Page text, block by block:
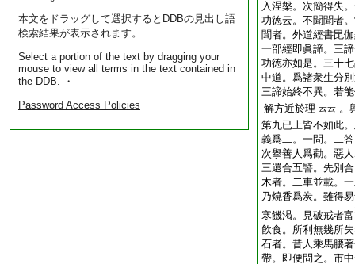
本文をドラッグして選択するとDDBの見出し語
検索結果が表示されます。
Select a portion of the text by dragging your
mouse to view all terms in the text contained in
the DDB. ・
Password Access Policies
入涅槃。次簡得失
功徳云。不聞聞者
聞者。外道經書毘
一部經即眞諦。三
功徳亦如是。三十
中道。爲諸衆生分
三諦始終不異。若
解方近於理 云云 。
第九已上皆不如此
義爲二。一問。二
次擧善人爲勸。惡
三還合五譬。先別
木者。二車並載。
乃燒香爲炭。雖得
寒饑渇。見破戒者富
飮食。所利無幾所
石者。昔人乘馬腰
帶。即便問之。市